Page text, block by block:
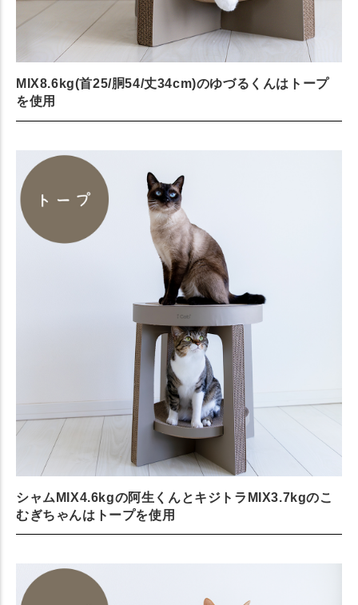
MIX8.6kg(首25/胴54/丈34cm)のゆづるくんはトープ
を使用
シャムMIX4.6kgの阿生くんとキジトラMIX3.7kgのこ
むぎちゃんはトープを使用